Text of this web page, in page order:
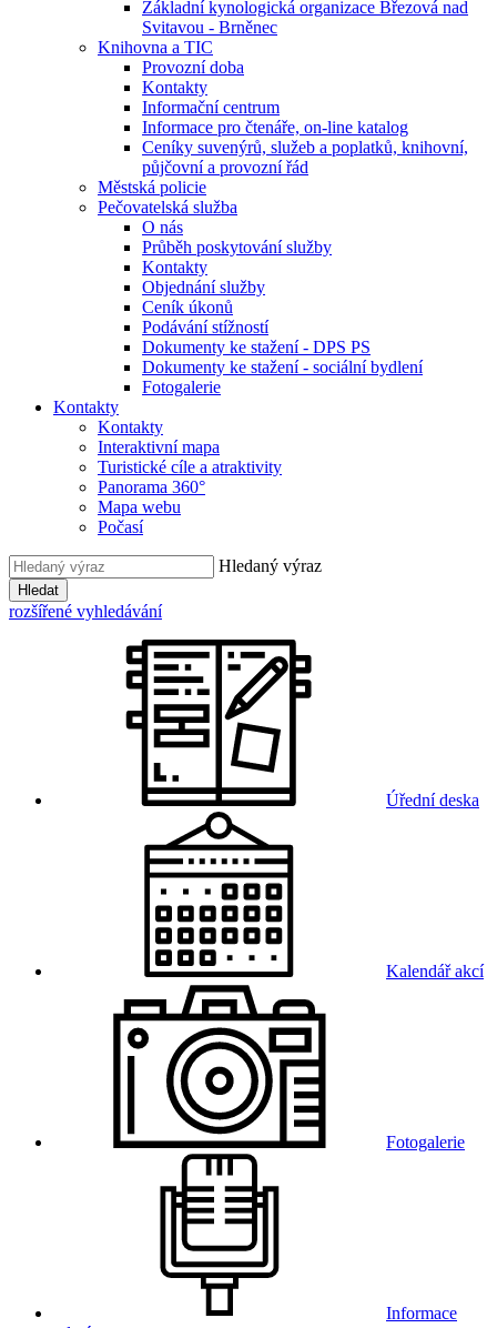
Základní kynologická organizace Březová nad
Svitavou - Brněnec
Knihovna a TIC
Provozní doba
Kontakty
Informační centrum
Informace pro čtenáře, on-line katalog
Ceníky suvenýrů, služeb a poplatků, knihovní,
půjčovní a provozní řád
Městská policie
Pečovatelská služba
O nás
Průběh poskytování služby
Kontakty
Objednání služby
Ceník úkonů
Podávání stížností
Dokumenty ke stažení - DPS PS
Dokumenty ke stažení - sociální bydlení
Fotogalerie
Kontakty
Kontakty
Interaktivní mapa
Turistické cíle a atraktivity
Panorama 360°
Mapa webu
Počasí
Hledaný výraz
Hledat
rozšířené vyhledávání
Úřední deska
Kalendář akcí
Fotogalerie
Informace